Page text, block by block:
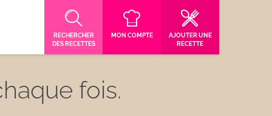
RECHERCHER
DES RECETTES
MON COMPTE
AJOUTER UNE
RECETTE
fois.